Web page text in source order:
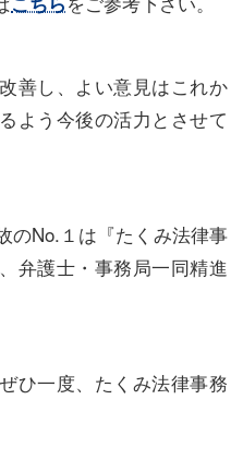
善し、よい意見はこれか
よう今後の活力とさせて
のNo.１は『たくみ法律事
弁護士・事務局一同精進
ひ一度、たくみ法律事務